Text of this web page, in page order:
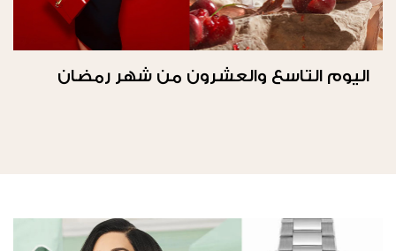
اليوم التاسع والعشرون من شهر رمضان